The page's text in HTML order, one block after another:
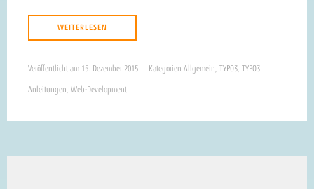
WEITERLESEN
Veröffentlicht am 15. Dezember 2015 Kategorien Allgemein TYPO3 TYPO3
Anleitungen Web-Development